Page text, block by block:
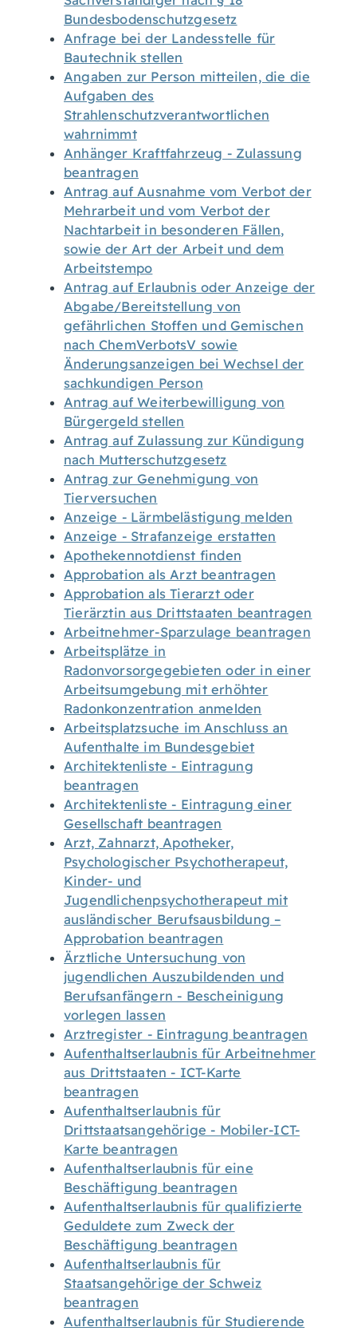
Bundesbodenschutzgesetz
Anfrage bei der Landesstelle für
Bautechnik stellen
Angaben zur Person mitteilen, die die
Aufgaben des
Strahlenschutzverantwortlichen
wahrnimmt
Anhänger Kraftfahrzeug - Zulassung
beantragen
Antrag auf Ausnahme vom Verbot der
Mehrarbeit und vom Verbot der
Nachtarbeit in besonderen Fällen,
sowie der Art der Arbeit und dem
Arbeitstempo
Antrag auf Erlaubnis oder Anzeige der
Abgabe/Bereitstellung von
gefährlichen Stoffen und Gemischen
nach ChemVerbotsV sowie
Änderungsanzeigen bei Wechsel der
sachkundigen Person
Antrag auf Weiterbewilligung von
Bürgergeld stellen
Antrag auf Zulassung zur Kündigung
nach Mutterschutzgesetz
Antrag zur Genehmigung von
Tierversuchen
Anzeige - Lärmbelästigung melden
Anzeige - Strafanzeige erstatten
Apothekennotdienst finden
Approbation als Arzt beantragen
Approbation als Tierarzt oder
Tierärztin aus Drittstaaten beantragen
Arbeitnehmer-Sparzulage beantragen
Arbeitsplätze in
Radonvorsorgegebieten oder in einer
Arbeitsumgebung mit erhöhter
Radonkonzentration anmelden
Arbeitsplatzsuche im Anschluss an
Aufenthalte im Bundesgebiet
Architektenliste - Eintragung
beantragen
Architektenliste - Eintragung einer
Gesellschaft beantragen
Arzt, Zahnarzt, Apotheker,
Psychologischer Psychotherapeut,
Kinder- und
Jugendlichenpsychotherapeut mit
ausländischer Berufsausbildung –
Approbation beantragen
Ärztliche Untersuchung von
jugendlichen Auszubildenden und
Berufsanfängern - Bescheinigung
vorlegen lassen
Arztregister - Eintragung beantragen
Aufenthaltserlaubnis für Arbeitnehmer
aus Drittstaaten - ICT-Karte
beantragen
Aufenthaltserlaubnis für
Drittstaatsangehörige - Mobiler-ICT-
Karte beantragen
Aufenthaltserlaubnis für eine
Beschäftigung beantragen
Aufenthaltserlaubnis für qualifizierte
Geduldete zum Zweck der
Beschäftigung beantragen
Aufenthaltserlaubnis für
Staatsangehörige der Schweiz
beantragen
Aufenthaltserlaubnis für Studierende